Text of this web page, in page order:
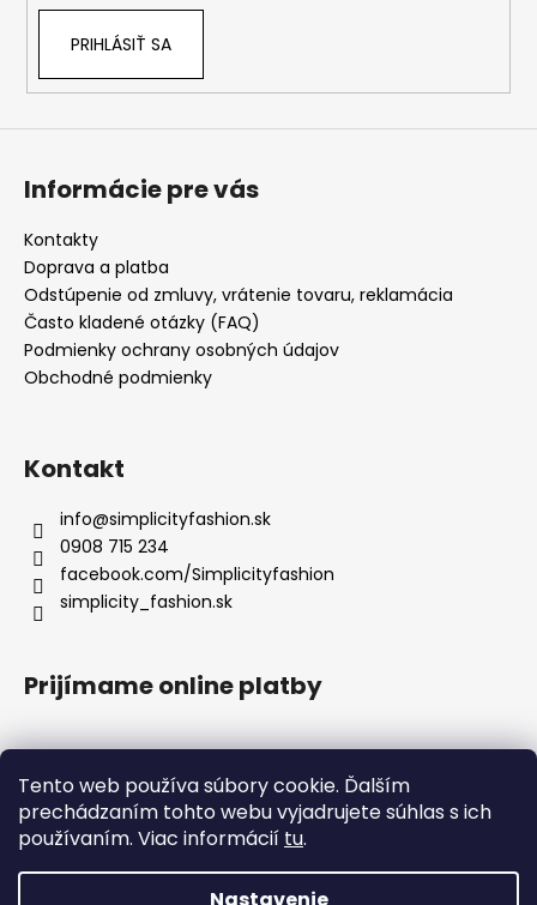
Tento web používa súbory cookie. Ďalším
prechádzaním tohto webu vyjadrujete súhlas s ich
používaním. Viac informácií tu.
PRIHLÁSIŤ SA
Informácie pre vás
Kontakty
Doprava a platba
Odstúpenie od zmluvy, vrátenie tovaru, reklamácia
Často kladené otázky (FAQ)
Podmienky ochrany osobných údajov
Obchodné podmienky
Kontakt
info@simplicityfashion.sk
0908 715 234
facebook.com/Simplicityfashion
simplicity_fashion.sk
Prijímame online platby
Facebook
! 1. 8. 2026 – 18. 8. 2026